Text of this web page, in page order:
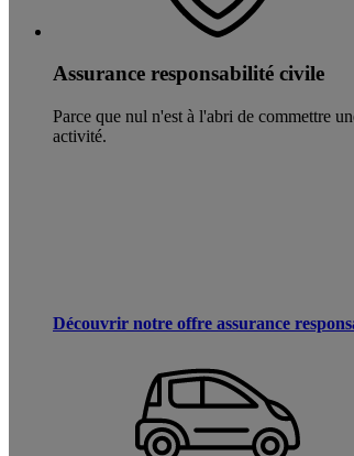
Assurance responsabilité civile
Parce que nul n'est à l'abri de commettre
activité.
Découvrir notre offre assurance